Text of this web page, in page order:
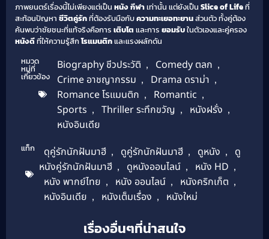
ภาพยนตร์เรื่องนี้ไม่เพียงแต่เป็น หนัง กีฬาเท่านั้น แต่ยังเป็น Slice of Lifeที่
สะท้อนปัญหา ชีวิตคู่รักที่ต้องรับมือกับความทะเยอทะยานส่วนตัว ทั้งคู่ต้อง
ค้นพบว่าชัยชนะที่แท้จริงคือการ เติบโต และการ ยอมรับในตัวเองและคู่ครอง
หนังดีที่ให้ความรู้สึกโรแมนติกและแรงผลักดัน
หมวด
หมู่ที่
เกี่ยวข้อง
Biography ชีวประวัติ , Comedy ตลก ,
Crime อาชญากรรม , Drama ดราม่า ,
Romance โรแมนติก , Romantic ,
Sports , Thriller ระทึกขวัญ , หนังฝรั่ง ,
หนังอินเดีย
แท็ก ดุคู่รักนักฝันมาฮี , ดูคู่รักนักฝันมาฮี , ดูหนัง ,
ดู
หนังคู่รักนักฝันมาฮี , ดูหนังออนไลน์ , หนัง HD ,
หนัง พากย์ไทย , หนัง ออนไลน์ , หนังคริกเก็ต ,
หนังอินเดีย , หนังเต็มเรื่อง , หนังใหม่
เรื่องอื่นๆที่น่าสนใจ